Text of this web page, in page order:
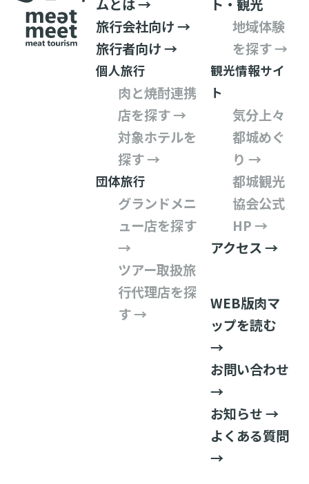
ムとは →
旅行会社向け →
旅行者向け →
個人旅行
肉と焼酎連携
店を探す →
対象ホテルを
探す →
団体旅行
グランドメニ
ュー店を探す
→
ツアー取扱旅
行代理店を探
す →
ト・観光
地域体験
を探す →
観光情報サイ
ト
気分上々
都城めぐ
り →
都城観光
協会公式
HP →
アクセス →
WEB版肉マ
ップを読む
→
お問い合わせ
→
お知らせ →
よくある質問
→